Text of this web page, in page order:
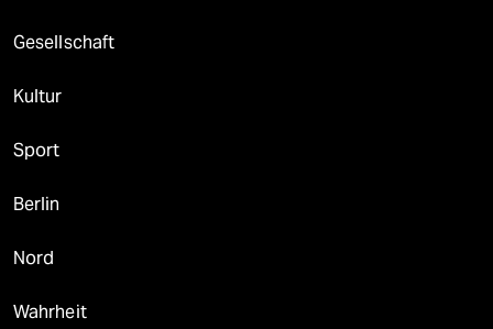
Gesellschaft
Kultur
Sport
Berlin
Nord
Wahrheit